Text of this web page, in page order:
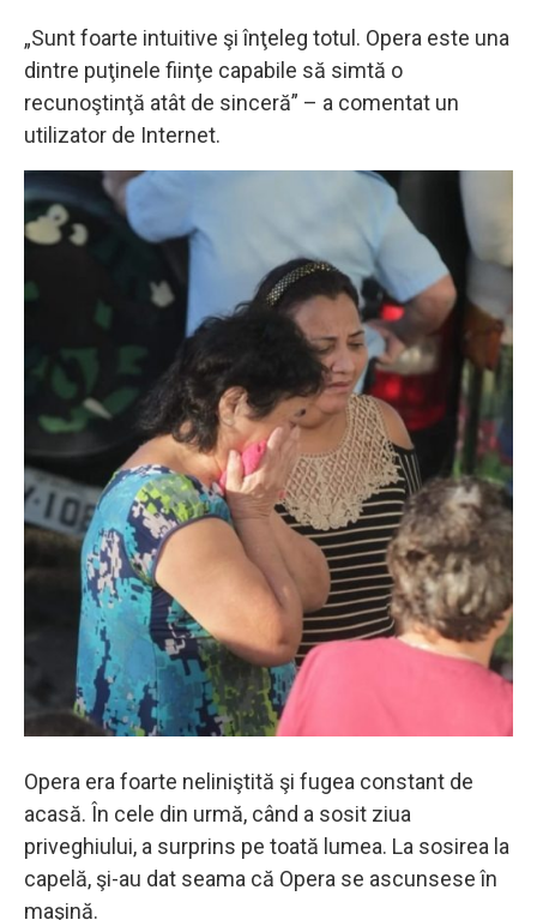
„Sunt foarte intuitive şi înţeleg totul. Opera este una
dintre puţinele fiinţe capabile să simtă o
recunoştinţă atât de sinceră” – a comentat un
utilizator de Internet.
Opera era foarte neliniştită şi fugea constant de
acasă. În cele din urmă, când a sosit ziua
priveghiului, a surprins pe toată lumea. La sosirea la
capelă, şi-au dat seama că Opera se ascunsese în
maşină.